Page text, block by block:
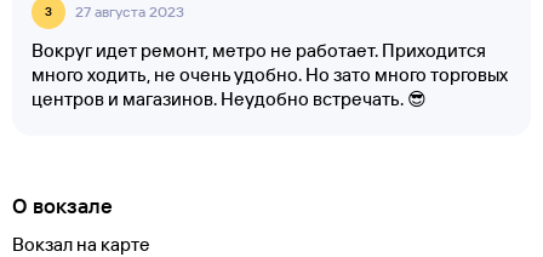
3 27 августа 2023
Вокруг идет ремонт, метро не работает. Приходится
много ходить, не очень удобно. Но зато много торговых
центров и магазинов. Неудобно встречать. 😎
О вокзале
Вокзал на карте